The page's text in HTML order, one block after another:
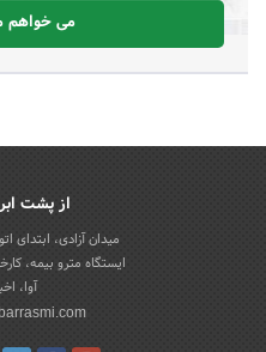
می
از پشت
میدان آزادی، ابتدای
ایستگاه مترو بیمه،
آوا،